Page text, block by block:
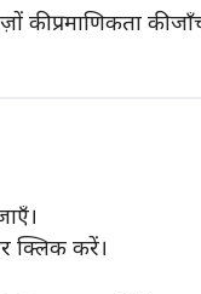
की प्रमाणिकता
क्लिक करें।